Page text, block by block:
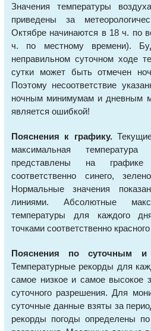
Значения температуры
приведены за
Октябре начинаются в 18 ч. по
ч. по местному времени).
неправильном суточном ходе
сутки может быть отмечен
Поэтому несоответствие
ночным минимумам и дневным
является ошибкой!
Пояснения к графику.
максимальная
представлены на
соответственно синего,
Нормальные значения
линиями. Абсолютные
температуры для каждого
точками соответственно
Пояснения по суточным и
Температурные рекорды для
самое низкое и самое высокое
суточного разрешения. Для
суточные данные взяты за
рекорды погоды определены